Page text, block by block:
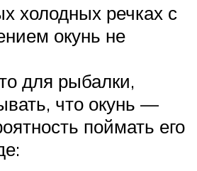
холодных речках с
окунь не
для рыбалки,
что окунь —
поймать его